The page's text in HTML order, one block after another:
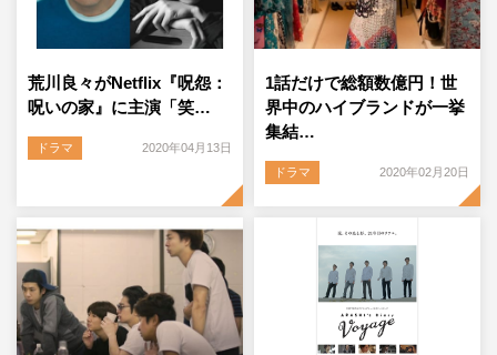
荒川良々がNetflix『呪怨：
呪いの家』に主演「笑…
ドラマ 2020年04月13日
1話だけで総額数億円！世
界中のハイブランドが一挙
集結…
ドラマ 2020年02月20日